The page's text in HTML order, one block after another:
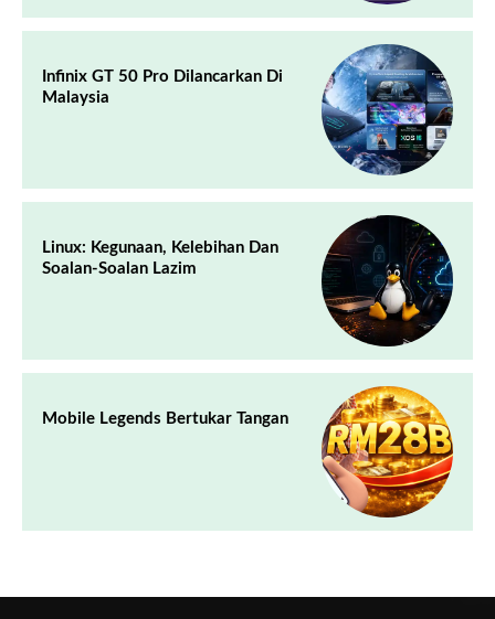
Infinix GT 50 Pro Dilancarkan Di
Malaysia
Linux: Kegunaan, Kelebihan Dan
Soalan-Soalan Lazim
Mobile Legends Bertukar Tangan